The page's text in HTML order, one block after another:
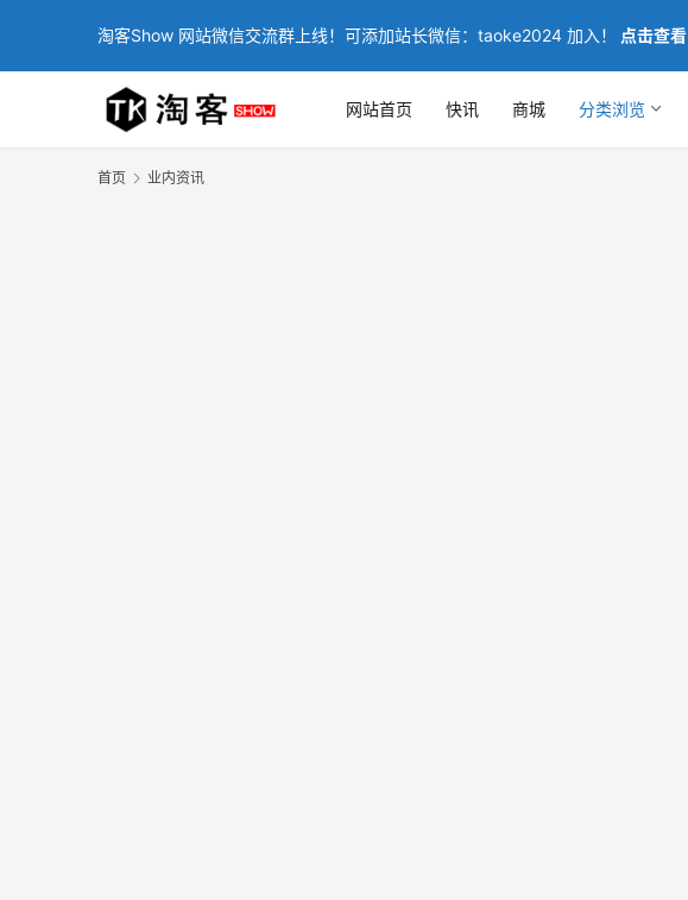
淘客Show 网站微信交流群上线！可添加站长微信：taoke2024 加入！ 点击查看
网站首页 快讯 商城 分类浏览
首页 业内资讯